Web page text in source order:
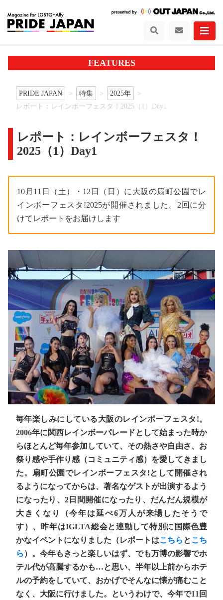
FEATURES
PRIDE JAPAN 特集
2025年
レポート：レインボーフェスタ！2025（1）Day1
レポート：レインボーフェスタ！
2025（1）Day1
10月11日（土）・12日（日）に大阪の扇町公園でレ
インボーフェスタ!2025が開催されました。2回に分
けてレポートをお届けします
毎年楽しみにしている大阪のレインボーフェスタ!。
2006年に関西レインボーパレードとして始まった時か
らほとんど毎年参加していて、その熱さや自由さ、お
祭り感や手作り感（コミュニティ感）を愛してきまし
た。扇町公園でレインボーフェスタ!として開催され
るようになってからは、著名なゲストが出演するよう
になったり、2日間開催になったり、だんだん規模が
大きくなり（今年は延べ6万人が来場したそうで
す）、昨年はIGLTA総会と連動して特別に国際色豊
かなイベントになりました（レポートはこちら とこち
ら ）。今年もきっと楽しいはず、でも万博の影響でホ
テル代が高騰するかも…と思い、半年以上前からホテ
ルの予約をしていて、おかげでそんなに懐が痛むこと
なく、大阪に行けました。というわけで、今年で11回